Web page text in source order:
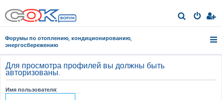
о
Форумы по отоплению, кондиционированию,
энергосбережению
Для просмотра профилей вы должны быть
авторизованы.
Имя пользователя: